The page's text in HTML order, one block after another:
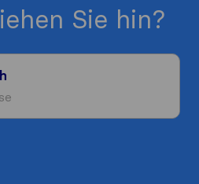
Sie hin?